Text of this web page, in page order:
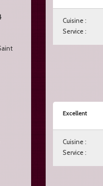
Cuisine :
Service :
Excellent
Cuisine :
Service :